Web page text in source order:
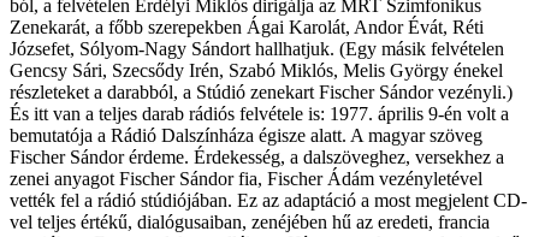
ból, a felvételen Erdélyi Miklós dirigálja az MRT Szimfonikus
Zenekarát, a főbb szerepekben Ágai Karolát, Andor Évát, Réti
Józsefet, Sólyom-Nagy Sándort hallhatjuk. (Egy másik felvételen
Gencsy Sári, Szecsődy Irén, Szabó Miklós, Melis György énekel
részleteket a darabból, a Stúdió zenekart Fischer Sándor vezényli.)
És itt van a teljes darab rádiós felvétele is: 1977. április 9-én volt a
bemutatója a Rádió Dalszínháza égisze alatt. A magyar szöveg
Fischer Sándor érdeme. Érdekesség, a dalszöveghez, versekhez a
zenei anyagot Fischer Sándor fia, Fischer Ádám vezényletével
vették fel a rádió stúdiójában. Ez az adaptáció a most megjelent CD-
vel teljes értékű, dialógusaiban, zenéjében hű az eredeti, francia